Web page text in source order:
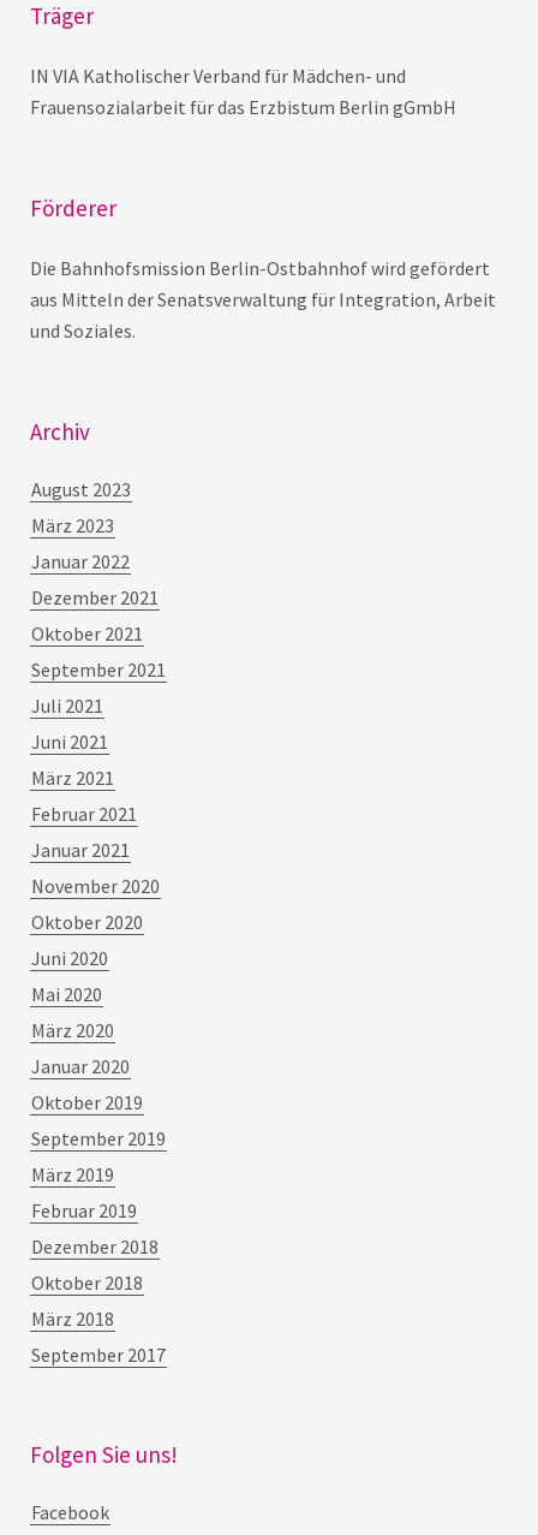
Träger
IN VIA Katholischer Verband für Mädchen- und
Frauensozialarbeit für das Erzbistum Berlin gGmbH
Förderer
Die Bahnhofsmission Berlin-Ostbahnhof wird gefördert
aus Mitteln der Senatsverwaltung für Integration, Arbeit
und Soziales.
Archiv
August 2023
März 2023
Januar 2022
Dezember 2021
Oktober 2021
September 2021
Juli 2021
Juni 2021
März 2021
Februar 2021
Januar 2021
November 2020
Oktober 2020
Juni 2020
Mai 2020
März 2020
Januar 2020
Oktober 2019
September 2019
März 2019
Februar 2019
Dezember 2018
Oktober 2018
März 2018
September 2017
Folgen Sie uns!
Facebook